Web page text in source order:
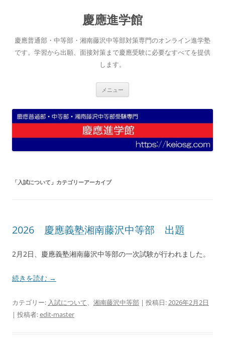
へ
ス
キ
慶應進学館
慶應普通部・中等部・湘南藤沢中等部対策専門のオンライン進学塾
です。学習から出願、面接対策まで慶應受験に必要なすべてを提供
します。
メニュー
「入試について 」カテゴリーアーカイブ
2026 慶應義塾湘南藤沢中等部 出題
2月2日、慶應義塾湘南藤沢中等部の一次試験が行われました。
続きを読む →
カテゴリー: 入試について、 湘南藤沢中等部 | 投稿日:2026年2月2日
| 投稿者:edit-master